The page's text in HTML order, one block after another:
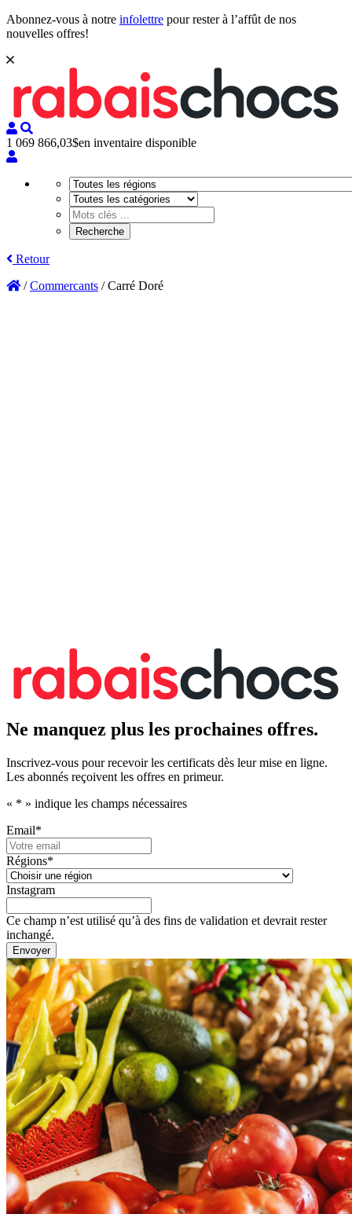
Abonnez-vous à notre infolettre pour rester à l’affût de nos
nouvelles offres!
1 069 866,03$en inventaire disponible
Retour
/Commercants /Carré Doré
Ne manquez plus les prochaines offres.
Inscrivez-vous pour recevoir les certificats dès leur mise en ligne.
Les abonnés reçoivent les offres en primeur.
« * » indique les champs nécessaires
Email*
Régions*
Instagram
Ce champ n’est utilisé qu’à des fins de validation et devrait rester
inchangé.